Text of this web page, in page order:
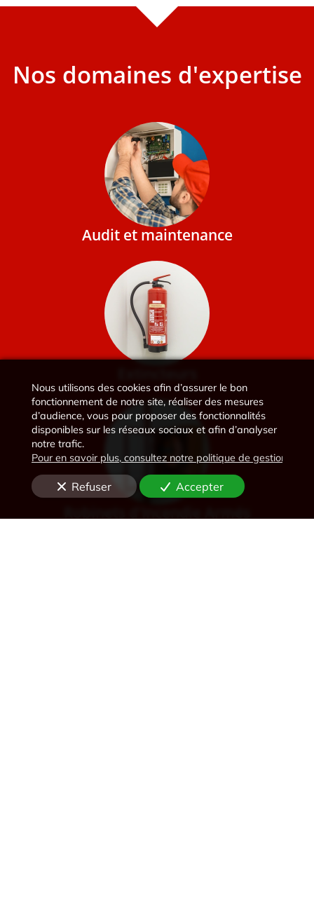
Nos domaines d'expertise
Audit et maintenance
Nous utilisons des cookies afin d’assurer le bon
fonctionnement de notre site, réaliser des mesures
d’audience, vous pour proposer des fonctionnalités
disponibles sur les réseaux sociaux et afin d’analyser
notre trafic.
Pour en savoir plus, consultez notre politique de gestion des
Refuser Accepter